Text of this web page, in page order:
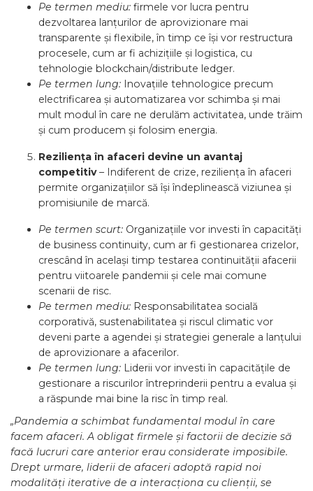
Pe termen mediu: firmele vor lucra pentru
dezvoltarea lanțurilor de aprovizionare mai
transparente și flexibile, în timp ce își vor restructura
procesele, cum ar fi achizițiile și logistica, cu
tehnologie blockchain/distribute ledger.
Pe termen lung: Inovațiile tehnologice precum
electrificarea și automatizarea vor schimba și mai
mult modul în care ne derulăm activitatea, unde trăim
și cum producem și folosim energia.
Reziliența în afaceri devine un avantaj
competitiv– Indiferent de crize, reziliența în afaceri
permite organizațiilor să își îndeplinească viziunea și
promisiunile de marcă.
Pe termen scurt: Organizațiile vor investi în capacități
de business continuity, cum ar fi gestionarea crizelor,
crescând în același timp testarea continuității afacerii
pentru viitoarele pandemii și cele mai comune
scenarii de risc.
Pe termen mediu: Responsabilitatea socială
corporativă, sustenabilitatea și riscul climatic vor
deveni parte a agendei și strategiei generale a lanțului
de aprovizionare a afacerilor.
Pe termen lung: Liderii vor investi în capacitățile de
gestionare a riscurilor întreprinderii pentru a evalua și
a răspunde mai bine la risc în timp real.
„Pandemia a schimbat fundamental modul în care
facem afaceri. A obligat firmele și factorii de decizie să
facă lucruri care anterior erau considerate imposibile.
Drept urmare, liderii de afaceri adoptă rapid noi
modalități iterative de a interacționa cu clienții, se